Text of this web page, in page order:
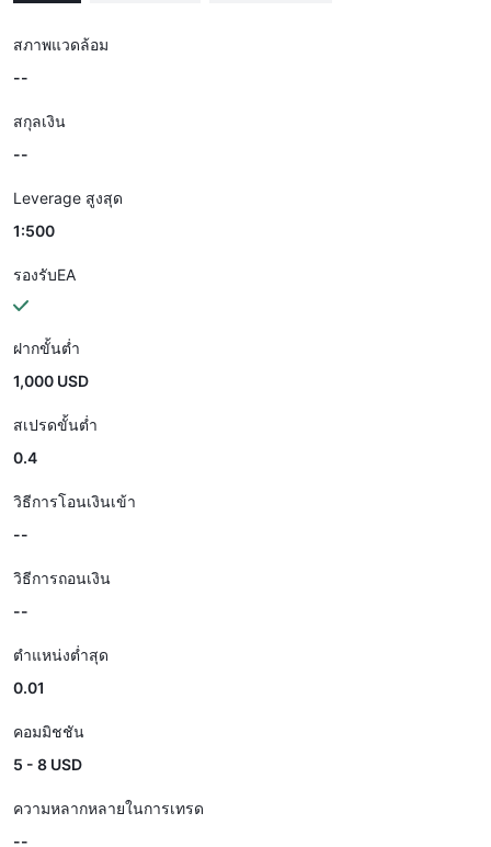
สภาพแวดล้อม
--
สกุลเงิน
--
Leverage สูงสุด
1:500
รองรับEA
ฝากขั้นต่ำ
1,000 USD
สเปรดขั้นต่ำ
0.4
วิธีการโอนเงินเข้า
--
วิธีการถอนเงิน
--
ตำแหน่งต่ำสุด
0.01
คอมมิชชัน
5 - 8 USD
ความหลากหลายในการเทรด
--